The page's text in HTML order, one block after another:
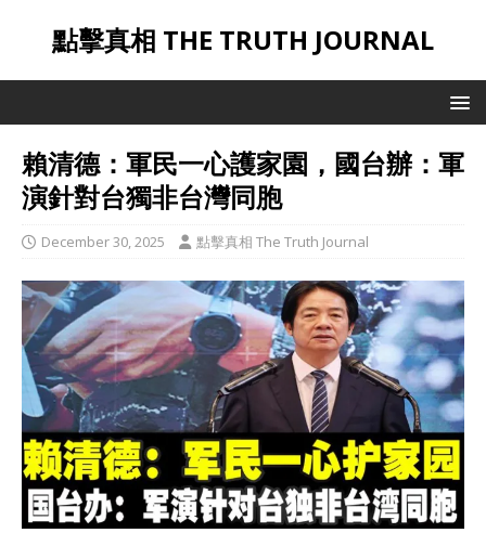
點擊真相 THE TRUTH JOURNAL
賴清德：軍民一心護家園，國台辦：軍
演針對台獨非台灣同胞
December 30, 2025 點擊真相 The Truth Journal